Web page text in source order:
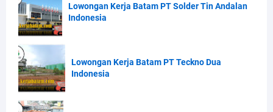
Lowongan Kerja Batam PT Solder Tin Andalan
Indonesia
Lowongan Kerja Batam PT Teckno Dua
Indonesia